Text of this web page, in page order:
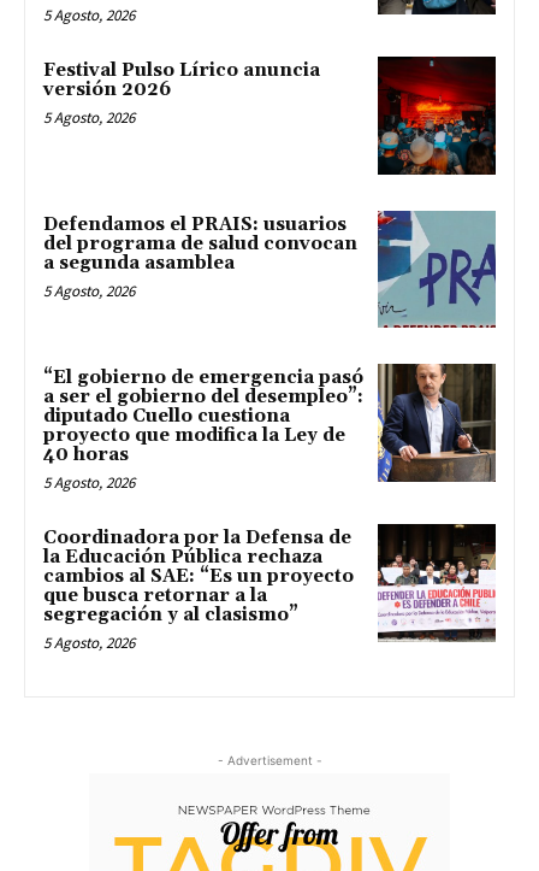
5 Agosto, 2026
Festival Pulso Lírico anuncia
versión 2026
5 Agosto, 2026
Defendamos el PRAIS: usuarios
del programa de salud convocan
a segunda asamblea
5 Agosto, 2026
“El gobierno de emergencia pasó
a ser el gobierno del desempleo”:
diputado Cuello cuestiona
proyecto que modifica la Ley de
40 horas
5 Agosto, 2026
Coordinadora por la Defensa de
la Educación Pública rechaza
cambios al SAE: “Es un proyecto
que busca retornar a la
segregación y al clasismo”
5 Agosto, 2026
- Advertisement -